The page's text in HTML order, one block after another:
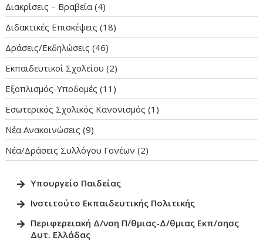
Διακρίσεις – Βραβεία (4)
Διδακτικές Επισκέψεις (18)
Δράσεις/Εκδηλώσεις (46)
Εκπαιδευτικοί Σχολείου (2)
Εξοπλισμός-Υποδομές (11)
Εσωτερικός Σχολικός Κανονισμός (1)
Νέα Ανακοινώσεις (9)
Νέα/Δράσεις Συλλόγου Γονέων (2)
Υπουργείο Παιδείας
Ινστιτούτο Εκπαιδευτικής Πολιτικής
Περιφερειακή Δ/νση Π/θμιας-Δ/θμιας Εκπ/σησς
Δυτ. Ελλάδας